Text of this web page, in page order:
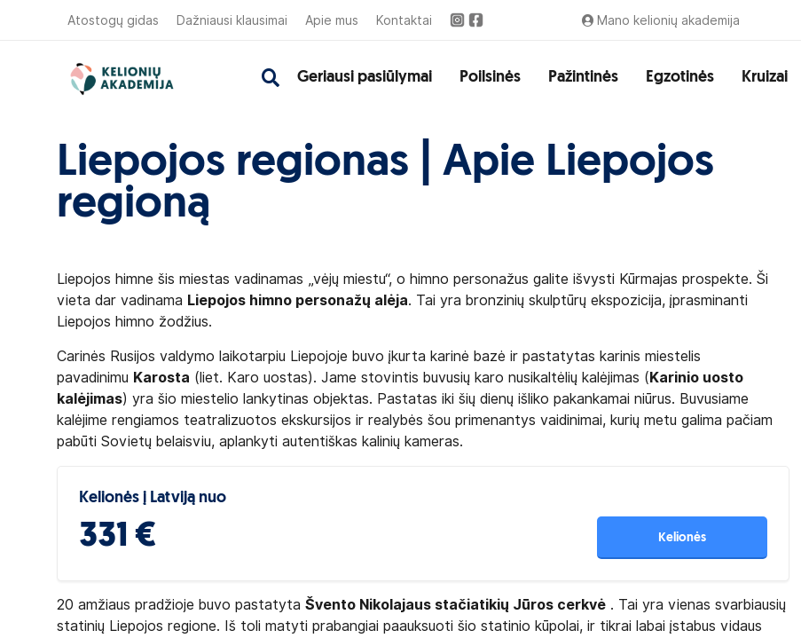
Atostogų gidas Dažniausi klausimai Apie mus Kontaktai Mano kelionių akademija
Geriausi pasiūlymai Poilsinės Pažintinės Egzotinės Kruizai
Liepojos regionas | Apie Liepojos
regioną
Liepojos himne šis miestas vadinamas „vėjų miestu“, o himno personažus galite išvysti Kūrmajas prospekte. Ši
vieta dar vadinama Liepojos himno personažų alėja. Tai yra bronzinių skulptūrų ekspozicija, įprasminanti
Liepojos himno žodžius.
Carinės Rusijos valdymo laikotarpiu Liepojoje buvo įkurta karinė bazė ir pastatytas karinis miestelis
pavadinimu Karosta (liet. Karo uostas). Jame stovintis buvusių karo nusikaltėlių kalėjimas (Karinio uosto
kalėjimas) yra šio miestelio lankytinas objektas. Pastatas iki šių dienų išliko pakankamai niūrus. Buvusiame
kalėjime rengiamos teatralizuotos ekskursijos ir realybės šou primenantys vaidinimai, kurių metu galima pačiam
pabūti Sovietų belaisviu, aplankyti autentiškas kalinių kameras.
Kelionės į Latviją nuo
331 € Kelionės
20 amžiaus pradžioje buvo pastatyta Švento Nikolajaus stačiatikių Jūros cerkvė . Tai yra vienas svarbiausių
statinių Liepojos regione. Iš toli matyti prabangiai paauksuoti šio statinio kūpolai, ir tikrai labai įstabus vidaus